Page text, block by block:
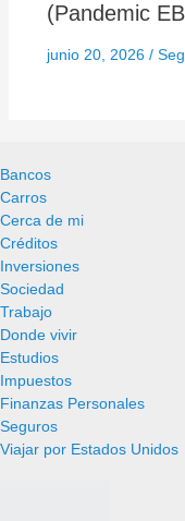
(Pandemic
junio 20, 2026 /
Bancos
Carros
Cerca de mi
Créditos
Inversiones
Sociedad
Trabajo
Donde vivir
Estudios
Impuestos
Finanzas Personales
Seguros
Viajar por Estados Unidos